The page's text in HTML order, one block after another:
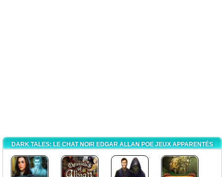
DARK TALES: LE CHAT NOIR EDGAR ALLAN POE JEUX APPARENTÉS